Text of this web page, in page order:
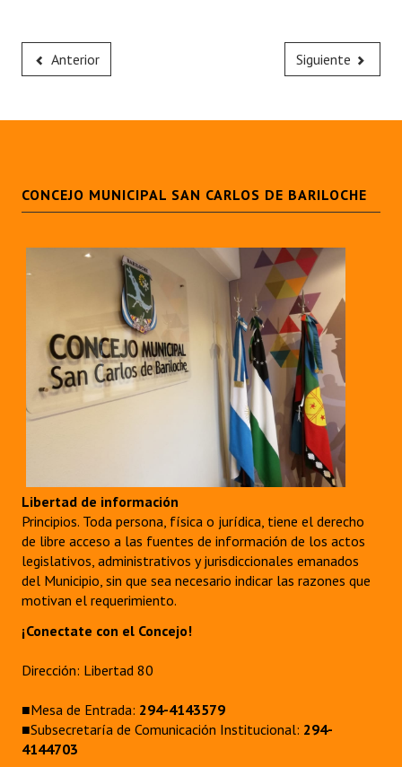
Anterior Siguiente
CONCEJO MUNICIPAL SAN CARLOS DE BARILOCHE
Libertad de información
Principios. Toda persona, física o jurídica, tiene el derecho
de libre acceso a las fuentes de información de los actos
legislativos, administrativos y jurisdiccionales emanados
del Municipio, sin que sea necesario indicar las razones que
motivan el requerimiento.
¡Conectate con el Concejo!
Dirección: Libertad 80
■Mesa de Entrada: 294-4143579
■Subsecretaría de Comunicación Institucional: 294-
4144703